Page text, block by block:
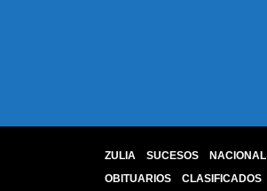
ZULIA SUCESOS NACIONAL
OBITUARIOS
CLASIFICADOS